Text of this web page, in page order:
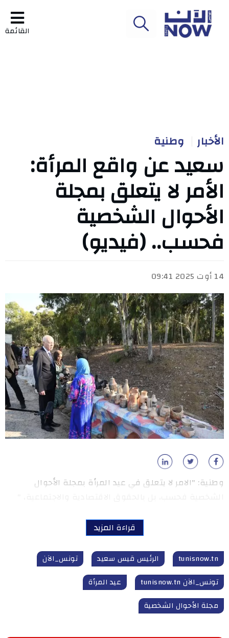
القائمة
الأخبار وطنية
سعيد عن واقع المرأة:
الأمر لا يتعلق بمجلة
الأحوال الشخصية
فحسب.. (فيديو)
14 أوت 2025 09:41
وطنية: "الامر لا يتعلق في عيد المرأة بمجلة الأحوال
قراءة المزيد
tunisnow.tn الرئيس قيس سعيد
تونس_الآن
تونس_الآن tunisnow.tn
عيد المرأة
مجلة الأحوال الشخصية